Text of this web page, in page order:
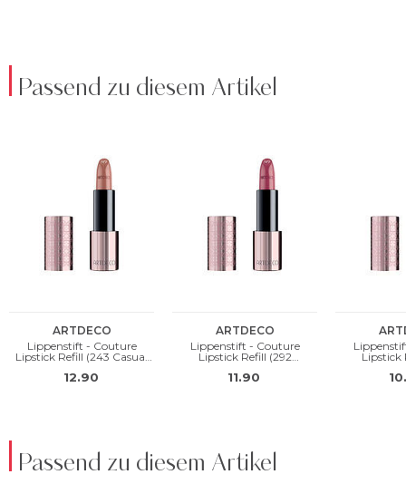
Passend zu diesem Artikel
Passend zu diesem Artikel